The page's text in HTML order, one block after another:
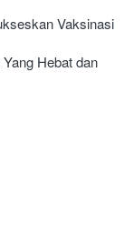
Vaksinasi
Hebat dan